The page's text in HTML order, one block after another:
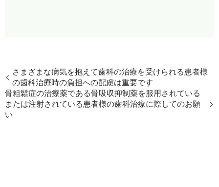
さまざまな病気を抱えて歯科の治療を受けられる患者様
の歯科治療時の負担への配慮は重要です
骨粗鬆症の治療薬である骨吸収抑制薬を服用されている
または注射されている患者様の歯科治療に際してのお願
い